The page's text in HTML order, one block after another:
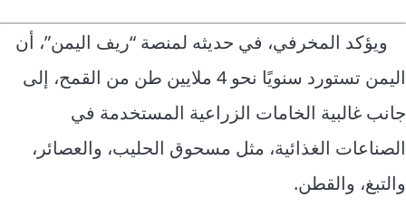
ويؤكد المخرفي، في حديثه لمنصة “ريف اليمن”، أن
اليمن تستورد سنويًا نحو 4 ملايين طن من القمح، إلى
جانب غالبية الخامات الزراعية المستخدمة في
الصناعات الغذائية، مثل مسحوق الحليب، والعصائر،
والتبغ، والقطن.